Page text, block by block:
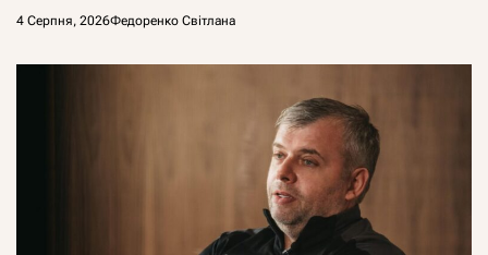
4 Серпня, 2026Федоренко Світлана